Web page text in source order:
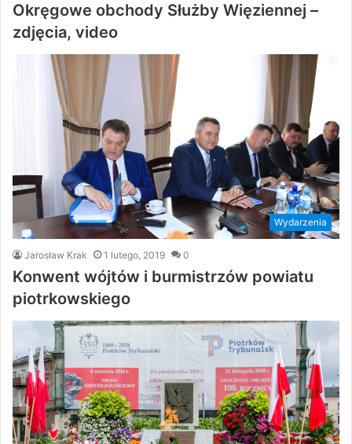
Okręgowe obchody Służby Więziennej –
zdjęcia, video
Wydarzenia
Jarosław Krak 1 lutego, 2019 0
Konwent wójtów i burmistrzów powiatu
piotrkowskiego